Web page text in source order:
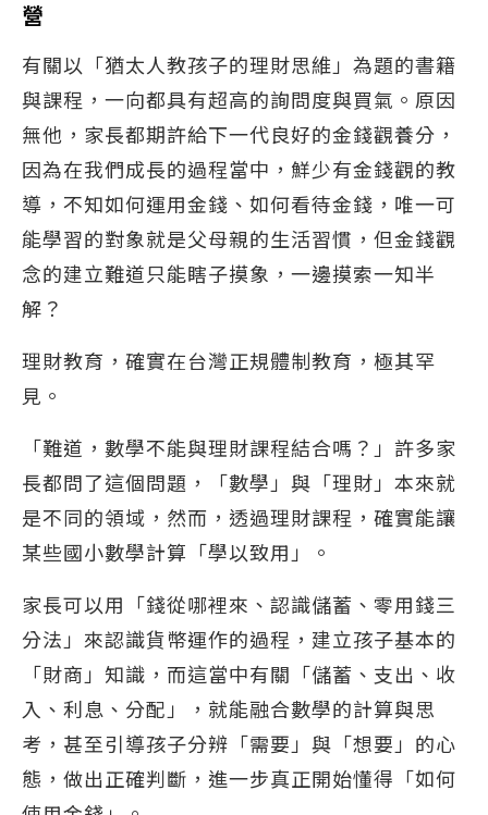
營
有關以「猶太人教孩子的理財思維」為題的書籍
與課程，一向都具有超高的詢問度與買氣。原因
無他，家長都期許給下一代良好的金錢觀養分，
因為在我們成長的過程當中，鮮少有金錢觀的教
導，不知如何運用金錢、如何看待金錢，唯一可
能學習的對象就是父母親的生活習慣，但金錢觀
念的建立難道只能瞎子摸象，一邊摸索一知半
解？
理財教育，確實在台灣正規體制教育，極其罕
見。
「難道，數學不能與理財課程結合嗎？」許多家
長都問了這個問題，「數學」與「理財」本來就
是不同的領域，然而，透過理財課程，確實能讓
某些國小數學計算「學以致用」。
家長可以用「錢從哪裡來、認識儲蓄、零用錢三
分法」來認識貨幣運作的過程，建立孩子基本的
「財商」知識，而這當中有關「儲蓄、支出、收
入、利息、分配」，就能融合數學的計算與思
考，甚至引導孩子分辨「需要」與「想要」的心
態，做出正確判斷，進一步真正開始懂得「如何